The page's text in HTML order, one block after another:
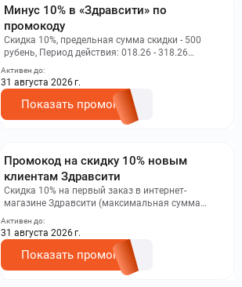
Минус 10% в «Здравсити» по
промокоду
Скидка 10%, предельная сумма скидки - 500
рубень, Период действия: 018.26 - 318.26
раз Условие: действует на первый онлайн-заказ
на платформе Здравсити (только для новых
пользователей)
Активен до:
31 августа 2026 г.
Показать промокод
Промокод на скидку 10% новым
клиентам Здравсити
Скидка 10% на первый заказ в интернет-
магазине Здравсити (максимальная сумма
действителен в мобильном приложении и на
заказы бронирования
Активен до:
31 августа 2026 г.
Показать промокод